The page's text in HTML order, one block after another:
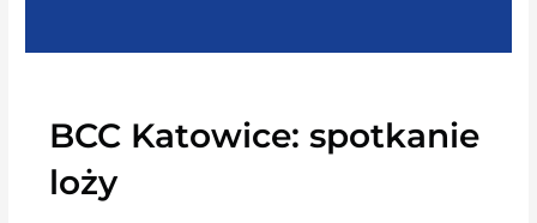
BCC Katowice: spotkanie
loży